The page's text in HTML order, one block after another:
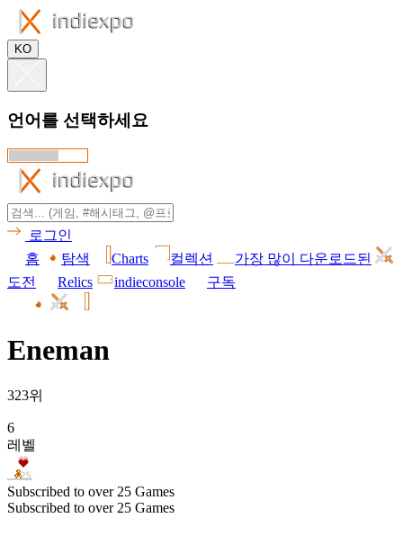
KO
언어를 선택하세요
로그인
홈
탐색 Charts 컬렉션
가장 많이 다운로드된
도전
Relics indieconsole 구독
Eneman
323위
6
레벨
Subscribed to over 25 Games
Subscribed to over 25 Games